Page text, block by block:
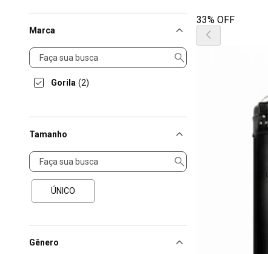
Marca
Marca
Gorila (2)
Tamanho
Tamanho
ÚNICO
Gênero
33% OFF